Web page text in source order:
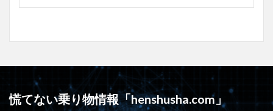
慌てない乗り物情報「henshusha.com」